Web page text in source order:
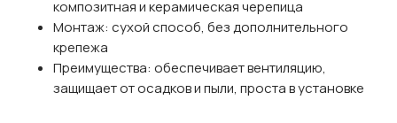
композитная и керамическая черепица
Монтаж: сухой способ, без дополнительного
крепежа
Преимущества: обеспечивает вентиляцию,
защищает от осадков и пыли, проста в установке